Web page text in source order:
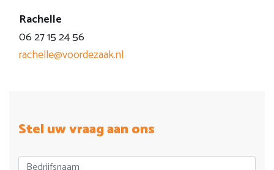
Rachelle
06 27 15 24 56
rachelle@voordezaak.nl
Stel uw vraag aan ons